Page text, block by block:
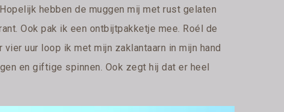
hebben de muggen mij met rust gelaten
Ook pak ik een ontbijtpakketje mee. Roél de
uur loop ik met mijn zaklantaarn in mijn hand
en giftige spinnen. Ook zegt hij dat er heel